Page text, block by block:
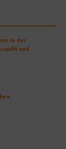
in der
und